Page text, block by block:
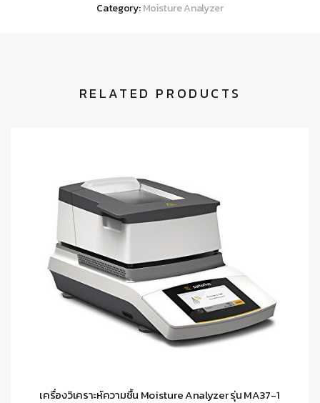
Category: Moisture Analyzer
RELATED PRODUCTS
เครื่องวิเคราะห์ความชื้น Moisture Analyzer รุ่น MA37-1